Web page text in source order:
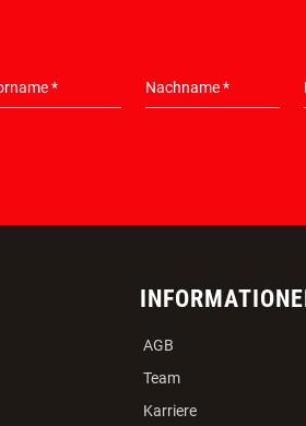
AGB
Team
Karriere